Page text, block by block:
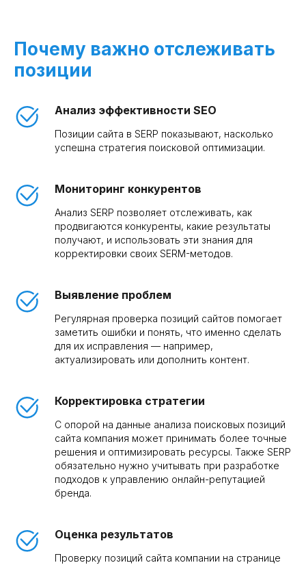
Почему важно отслеживать
позиции
Анализ эффективности SEO
Позиции сайта в SERP показывают, насколько
успешна стратегия поисковой оптимизации.
Мониторинг конкурентов
Анализ SERP позволяет отслеживать, как
продвигаются конкуренты, какие результаты
получают, и использовать эти знания для
корректировки своих SERM-методов.
Выявление проблем
Регулярная проверка позиций сайтов помогает
заметить ошибки и понять, что именно сделать
для их исправления — например,
актуализировать или дополнить контент.
Корректировка стратегии
С опорой на данные анализа поисковых позиций
сайта компания может принимать более точные
решения и оптимизировать ресурсы. Также SERP
обязательно нужно учитывать при разработке
подходов к управлению онлайн-репутацией
бренда.
Оценка результатов
Проверку позиций сайта компании на странице